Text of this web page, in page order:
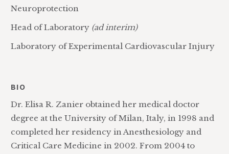
Neuroprotection
Head of Laboratory (ad interim)
Laboratory of Experimental Cardiovascular Injury
BIO
Dr. Elisa R. Zanier obtained her medical doctor
degree at the University of Milan, Italy, in 1998 and
completed her residency in Anesthesiology and
Critical Care Medicine in 2002. From 2004 to